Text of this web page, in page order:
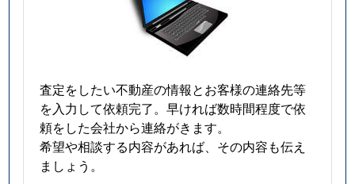
査定をしたい不動産の情報とお客様の連絡先等
を入力して依頼完了。早ければ数時間程度で依
頼をした会社から連絡がきます。
希望や相談する内容があれば、その内容も伝え
ましょう。